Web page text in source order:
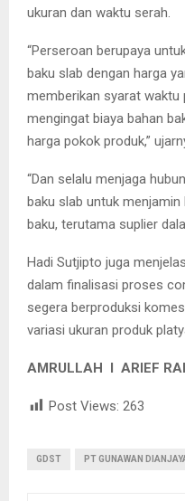
ukuran dan waktu serah.
“Perseroan berupaya
baku slab dengan harga
memberikan syarat waktu
mengingat biaya bahan
harga pokok produk,”
“Dan selalu menjaga
baku slab untuk
baku, terutama suplier
Hadi Sutjipto juga
dalam finalisasi proses
segera berproduksi
variasi ukuran produk
AMRULLAH I ARIEF
Post Views: 263
GDST PT GUNAWAN